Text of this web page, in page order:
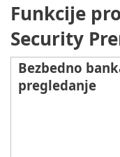
Funkcije
Security
Bezbedno
pregledanje